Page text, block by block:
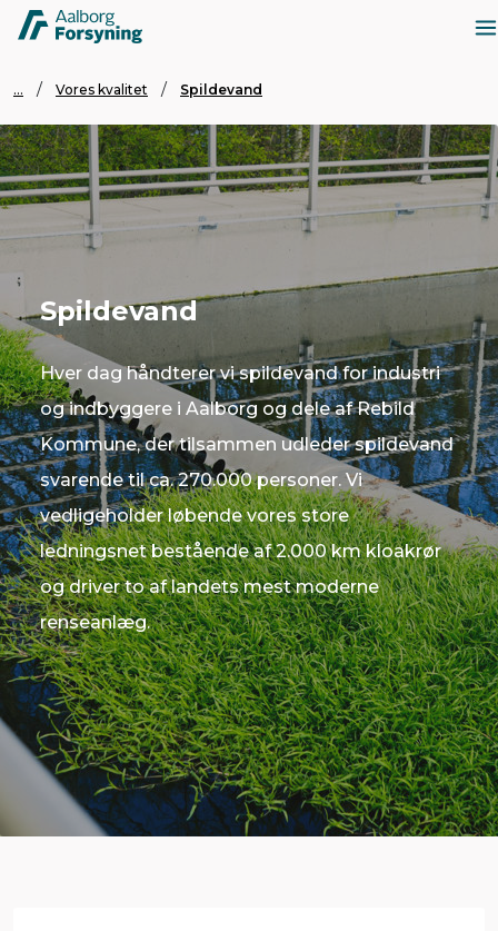
... Vores kvalitet Spildevand
Spildevand
Hver dag håndterer vi spildevand for industri
og indbyggere i Aalborg og dele af Rebild
Kommune, der tilsammen udleder spildevand
svarende til ca. 270.000 personer. Vi
vedligeholder løbende vores store
ledningsnet bestående af 2.000 km kloakrør
og driver to af landets mest moderne
renseanlæg.